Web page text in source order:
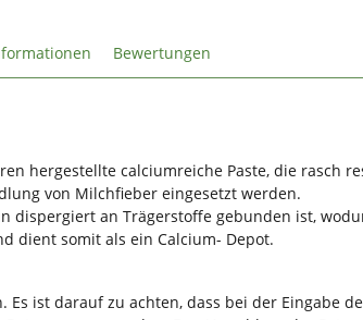
Bewertungen
hergestellte calciumreiche Paste, die rasch
von Milchfieber eingesetzt werden.
dispergiert an Trägerstoffe gebunden ist,
dient somit als ein Calcium- Depot.
Es ist darauf zu achten, dass bei der Eingabe